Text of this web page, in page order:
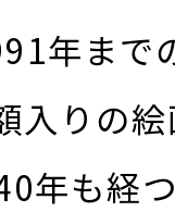
年まで
入りの
年も経